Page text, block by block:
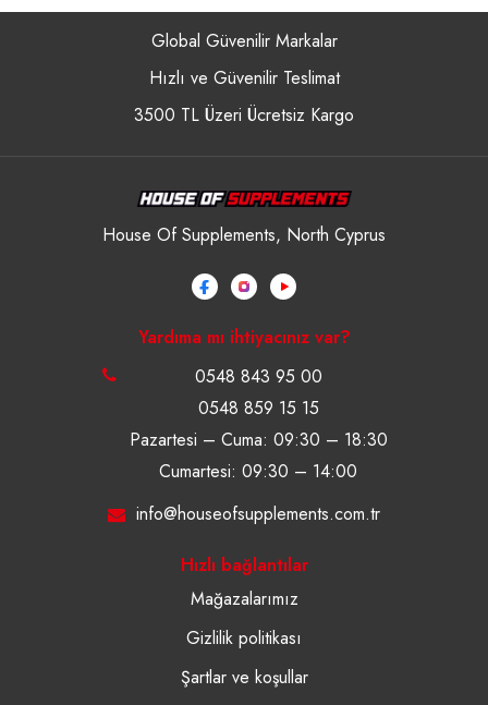
Global Güvenilir Markalar
Hızlı ve Güvenilir Teslimat
3500 TL Üzeri Ücretsiz Kargo
House Of Supplements, North Cyprus
Yardıma mı ihtiyacınız var?
0548 843 95 00
0548 859 15 15
Pazartesi – Cuma: 09:30 – 18:30
Cumartesi: 09:30 – 14:00
info@houseofsupplements.com.tr
Hızlı bağlantılar
Mağazalarımız
Gizlilik politikası
Şartlar ve koşullar